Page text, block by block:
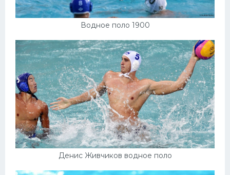
Водное поло 1900
Денис Живчиков водное поло